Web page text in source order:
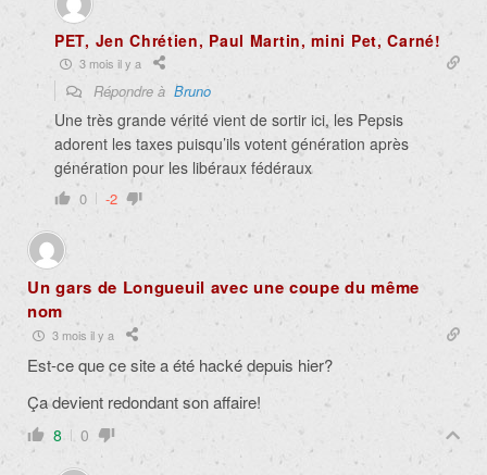
PET, Jen Chrétien, Paul Martin, mini Pet, Carné!
3 mois il y a
Répondre à Bruno
Une très grande vérité vient de sortir ici, les Pepsis
adorent les taxes puisqu’ils votent génération après
génération pour les libéraux fédéraux
0 -2
Un gars de Longueuil avec une coupe du même
nom
3 mois il y a
Est-ce que ce site a été hacké depuis hier?
Ça devient redondant son affaire!
8 0